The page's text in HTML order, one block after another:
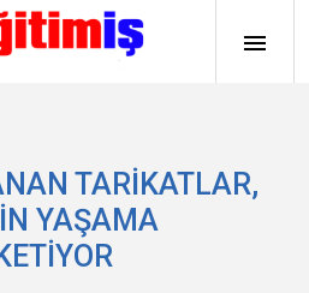
TARİKATLAR,
YAŞAMA